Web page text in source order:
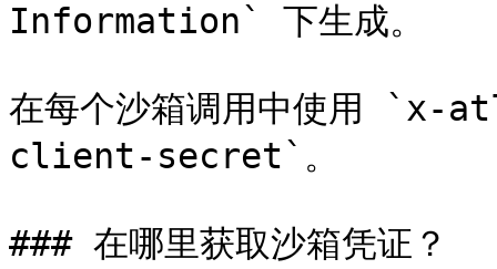
Information` 下生成。
在每个沙箱调用中使用
client-secret`。
### 在哪里获取沙箱凭证？